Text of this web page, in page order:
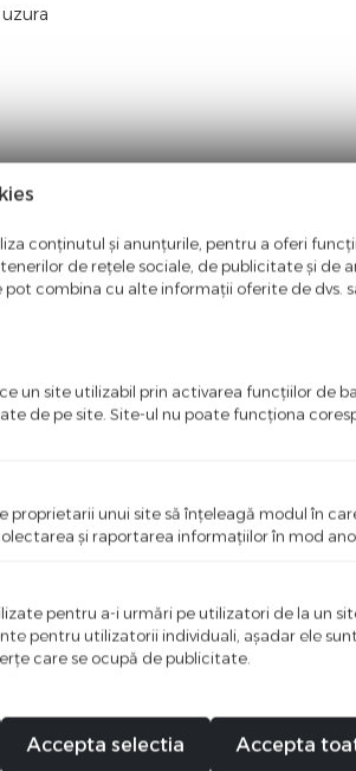
conținutul și anunțurile, pentru a oferi
de rețele sociale, de publicitate și de
combina cu alte informații oferite de dvs.
un site utilizabil prin activarea funcţiilor de
de pe site. Site-ul nu poate funcţiona
proprietarii unui site să înţeleagă modul în
şi raportarea informaţiilor în mod
pentru a-i urmări pe utilizatori de la un
pentru utilizatorii individuali, aşadar ele
care se ocupă de publicitate.
Accepta selectia Accepta